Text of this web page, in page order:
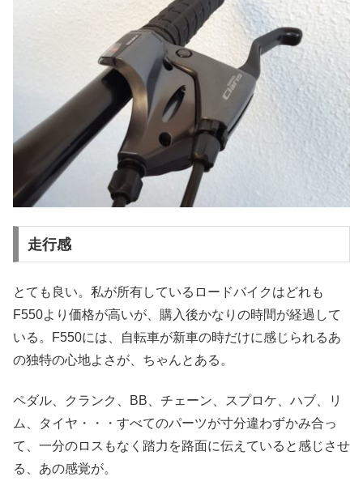
走行感
とても良い。私が所有しているロードバイクはどれも
F550より価格が高いが、購入後かなりの時間が経過して
いる。F550には、自転車が新車の時だけに感じられるあ
の独特の心地よさが、ちゃんとある。
ペダル、クランク、BB、チェーン、スプロケ、ハブ、リ
ム、タイヤ・・・すべてのパーツが寸分違わずかみ合っ
て、一分のロスもなく踏力を路面に伝えていると感じさせ
る、あの感覚が。